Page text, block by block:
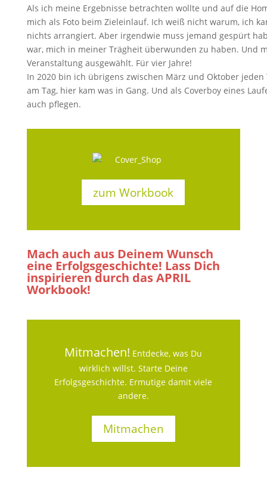
Als ich meine Ergebnisse betrachten wollte und auf die
mich als Foto beim Zieleinlauf. Ich weiß nicht warum, ich
nichts arrangiert. Aber irgendwie muss jemand gespürt
war, mich in meiner Trägheit überwunden zu haben. Und
Veranstaltung ausgewählt. Für vier Jahre!
In 2020 bin ich übrigens zwischen März und Oktober jeden
am Tag, hier kam was in Gang. Und als Coverboy eines
auch pflegen.
zum Workbook
Mach auch aus Deinem Wunsch
eine Erfolgsgeschichte! Lass Dich
inspirieren durch das APRIL
Workbook!
Mitmachen! Entdecke, was Du
wirklich willst. Starte Deine
Erfolgsgeschichte. Ermutige damit viele
andere.
Mitmachen